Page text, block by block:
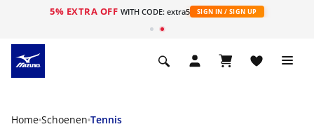
5% EXTRA OFF WITH CODE: extra5 SIGN IN / SIGN UP
Home Schoenen Tennis